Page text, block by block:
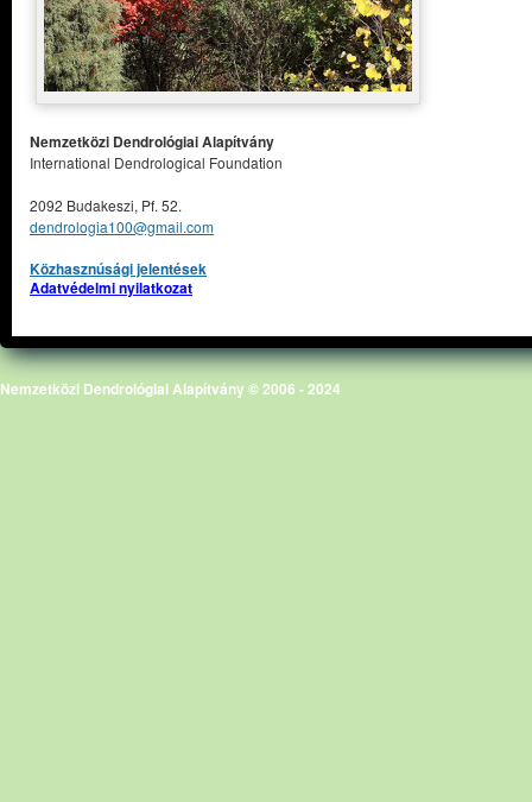
Nemzetközi Dendrológiai Alapítvány
International Dendrological Foundation
2092 Budakeszi, Pf. 52.
dendrologia100@gmail.com
Közhasznúsági jelentések
Adatvédelmi nyilatkozat
Nemzetközi Dendrológiai Alapítvány © 2006 - 2024